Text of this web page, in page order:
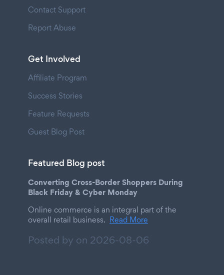
Contact Support
Report Abuse
Get Involved
Affiliate Program
Success Stories
Feature Requests
Guest Blog Post
Featured Blog post
Converting Cross-Border Shoppers During
Black Friday & Cyber Monday
Online commerce is an integral part of the
overall retail business. Read More
Posted by on 2026-08-06